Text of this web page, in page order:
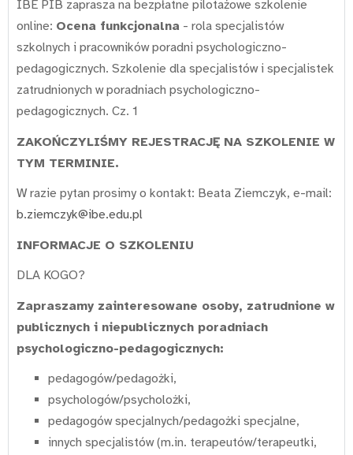
IBE PIB zaprasza na bezpłatne pilotażowe szkolenie
online: Ocena funkcjonalna - rola specjalistów
szkolnych i pracowników poradni psychologiczno-
pedagogicznych. Szkolenie dla specjalistów i specjalistek
zatrudnionych w poradniach psychologiczno-
pedagogicznych. Cz. 1
ZAKOŃCZYLIŚMY REJESTRACJĘ NA SZKOLENIE W
TYM TERMINIE.
W razie pytan prosimy o kontakt: Beata Ziemczyk, e-mail:
b.ziemczyk@ibe.edu.pl
INFORMACJE O SZKOLENIU
DLA KOGO?
Zapraszamy zainteresowane osoby, zatrudnione w
publicznych i niepublicznych poradniach
psychologiczno-pedagogicznych:
pedagogów/pedagożki,
psychologów/psycholożki,
pedagogów specjalnych/pedagożki specjalne,
innych specjalistów (m.in. terapeutów/terapeutki,